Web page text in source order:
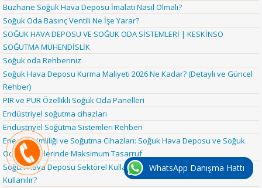
Buzhane Soğuk Hava Deposu İmalatı Nasıl Olmalı?
Soğuk Oda Basınç Ventili Ne İşe Yarar?
SOĞUK HAVA DEPOSU VE SOĞUK ODA SİSTEMLERİ | KESKİNSO
SOĞUTMA MÜHENDİSLİK
Soğuk oda Rehberiniz
Soğuk Hava Deposu Kurma Maliyeti 2026 Ne Kadar? (Detaylı ve Güncel
Rehber)
PIR ve PUR Özellikli Soğuk Oda Panelleri
Endüstriyel soğutma cihazları
Endüstriyel Soğutma Sistemleri Rehberi
Enerji Verimliliği ve Soğutma Cihazları: Soğuk Hava Deposu ve Soğuk
Oda Sistemlerinde Maksimum Tasarruf
Soğuk Hava Deposu Sektörel Kullanım Alanları: Hangi Sektörde Nasıl
Kullanılır?
WhatsApp Danışma Hattı